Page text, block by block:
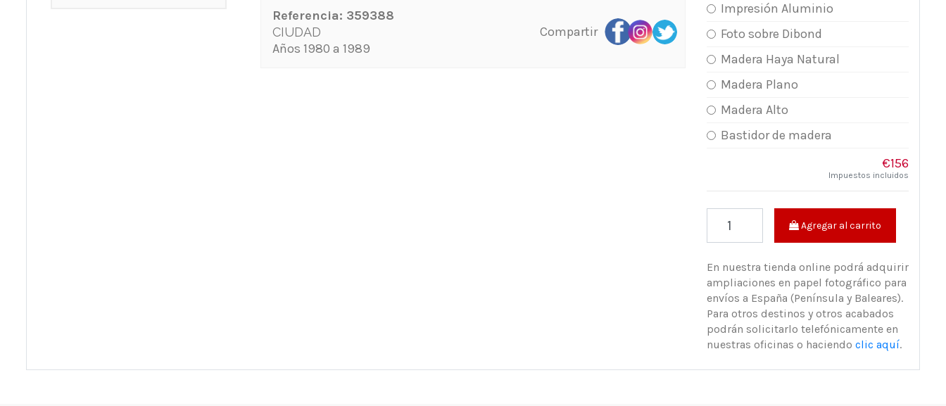
Referencia: 359388
CIUDAD
Años 1980 a 1989
Compartir
Impresión Aluminio
Foto sobre Dibond
Madera Haya Natural
Madera Plano
Madera Alto
Bastidor de madera
€156
Impuestos incluidos
Agregar al carrito
En nuestra tienda online podrá adquirir
ampliaciones en papel fotográfico para
envíos a España (Península y Baleares).
Para otros destinos y otros acabados
podrán solicitarlo telefónicamente en
nuestras oficinas o haciendo clic aquí.